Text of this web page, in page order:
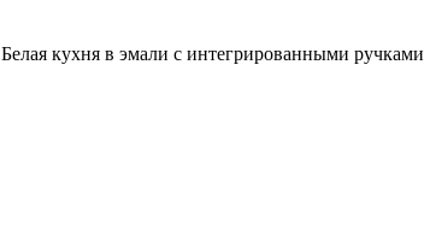
Белая кухня в эмали с интегрированными ручками